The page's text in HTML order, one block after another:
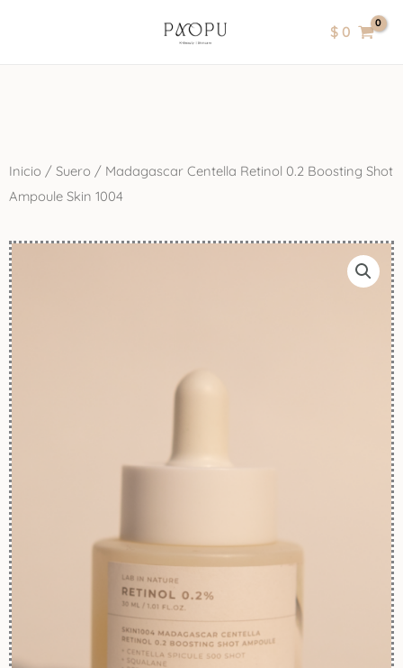
$0
Inicio / Suero / Madagascar Centella Retinol 0.2 Boosting Shot
Ampoule Skin 1004